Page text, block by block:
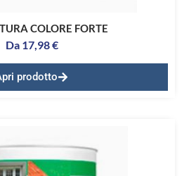
COLORE FORTE
Da 17,98€
prodotto